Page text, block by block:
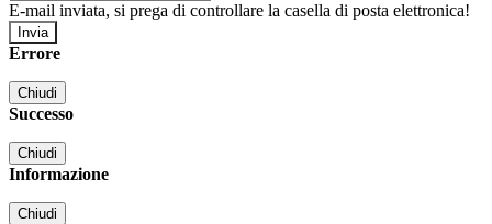
E-mail inviata, si prega di controllare la casella di posta elettronica!
Errore
Chiudi
Successo
Chiudi
Informazione
Chiudi